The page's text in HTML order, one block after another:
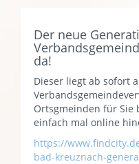
Der neue
da!
Dieser liegt ab sofort
Ortsgmeinden für Sie
einfach mal online
https://
bad-kreuznach-